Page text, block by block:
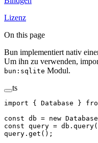
Lizenz
On this page
Bun implementiert nativ
Um ihn zu verwenden,
bun:sqlite Modul.
ts
import { Database }
const db = new Database
const query = db. query(
query. get ();